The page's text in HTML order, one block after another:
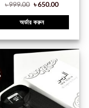
৳999.00 ৳650.00
অর্ডার করুন